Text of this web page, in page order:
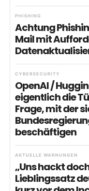
PHISHING
Achtung
Mail mit
CYBERSECURITY
OpenAI /
eigentlich die
Frage, mit der
beschäftigen
AKTUELLE WARNUNGEN
„Uns hackt
Lieblingssatz